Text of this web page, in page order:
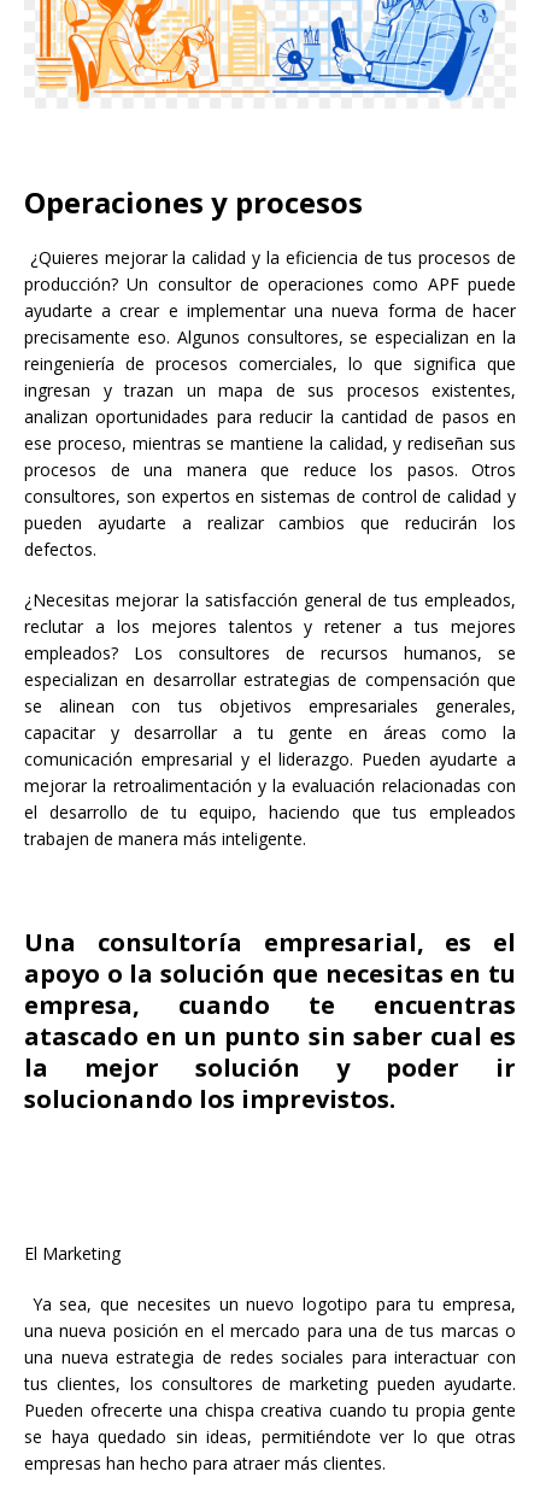
Operaciones y procesos
¿Quieres mejorar la calidad y la eficiencia de tus procesos de
producción? Un consultor de operaciones como APF puede
ayudarte a crear e implementar una nueva forma de hacer
precisamente eso. Algunos consultores, se especializan en la
reingeniería de procesos comerciales, lo que significa que
ingresan y trazan un mapa de sus procesos existentes,
analizan oportunidades para reducir la cantidad de pasos en
ese proceso, mientras se mantiene la calidad, y rediseñan sus
procesos de una manera que reduce los pasos. Otros
consultores, son expertos en sistemas de control de calidad y
pueden ayudarte a realizar cambios que reducirán los
defectos.
¿Necesitas mejorar la satisfacción general de tus empleados,
reclutar a los mejores talentos y retener a tus mejores
empleados? Los consultores de recursos humanos, se
especializan en desarrollar estrategias de compensación que
se alinean con tus objetivos empresariales generales,
capacitar y desarrollar a tu gente en áreas como la
comunicación empresarial y el liderazgo. Pueden ayudarte a
mejorar la retroalimentación y la evaluación relacionadas con
el desarrollo de tu equipo, haciendo que tus empleados
trabajen de manera más inteligente.
Una consultoría empresarial, es el
apoyo o la solución que necesitas en tu
empresa, cuando te encuentras
atascado en un punto sin saber cual es
la mejor solución y poder ir
solucionando los imprevistos.
El Marketing
Ya sea, que necesites un nuevo logotipo para tu empresa,
una nueva posición en el mercado para una de tus marcas o
una nueva estrategia de redes sociales para interactuar con
tus clientes, los consultores de marketing pueden ayudarte.
Pueden ofrecerte una chispa creativa cuando tu propia gente
se haya quedado sin ideas, permitiéndote ver lo que otras
empresas han hecho para atraer más clientes.